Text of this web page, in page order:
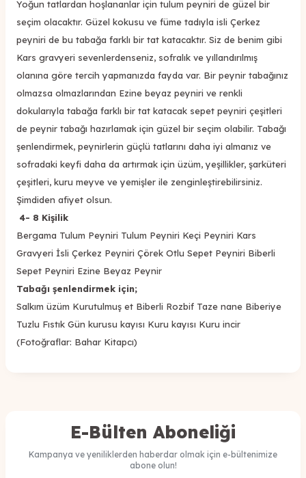
Yoğun tatlardan hoşlananlar için tulum peyniri de güzel bir
seçim olacaktır. Güzel kokusu ve füme tadıyla isli Çerkez
peyniri de bu tabağa farklı bir tat katacaktır. Siz de benim gibi
Kars gravyeri sevenlerdenseniz, sofralık ve yıllandırılmış
olanına göre tercih yapmanızda fayda var. Bir peynir tabağınız
olmazsa olmazlarından Ezine beyaz peyniri ve renkli
dokularıyla tabağa farklı bir tat katacak sepet peyniri çeşitleri
de peynir tabağı hazırlamak için güzel bir seçim olabilir. Tabağı
şenlendirmek, peynirlerin güçlü tatlarını daha iyi almanız ve
sofradaki keyfi daha da artırmak için üzüm, yeşillikler, şarküteri
çeşitleri, kuru meyve ve yemişler ile zenginleştirebilirsiniz.
Şimdiden afiyet olsun.
4- 8 Kişilik
Bergama Tulum Peyniri Tulum Peyniri Keçi Peyniri Kars
Gravyeri İsli Çerkez Peyniri Çörek Otlu Sepet Peyniri Biberli
Sepet Peyniri Ezine Beyaz Peynir
Tabağı şenlendirmek için;
Salkım üzüm Kurutulmuş et Biberli Rozbif Taze nane Biberiye
Tuzlu Fıstık Gün kurusu kayısı Kuru kayısı Kuru incir
(Fotoğraflar: Bahar Kitapcı)
E-Bülten Aboneliği
Kampanya ve yeniliklerden haberdar olmak için e-bültenimize
abone olun!